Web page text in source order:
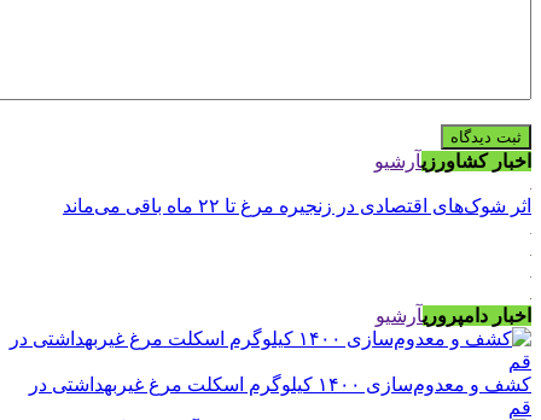
اخبار کشاورزیآرشیو
اثر شوک‌های اقتصادی در زنجیره مرغ تا ۲۲ ماه باقی می‌ماند
اخبار دامپروریآرشیو
کشف و معدوم‌سازی ۱۴۰۰ کیلوگرم اسکلت مرغ غیربهداشتی در
قم